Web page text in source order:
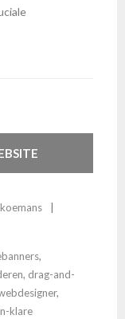
,
, drag-and-
,
klare